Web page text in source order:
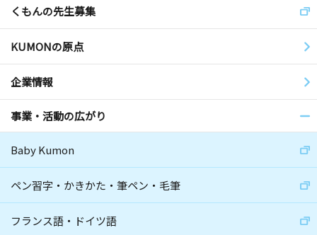
くもんの先生募集
KUMONの原点
企業情報
事業・活動の広がり
Baby Kumon
ペン習字・かきかた・筆ペン・毛筆
フランス語・ドイツ語